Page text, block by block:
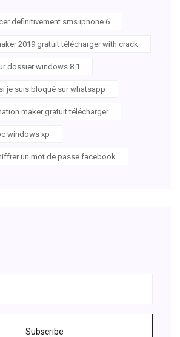
definitivement sms iphone 6
2019 gratuit télécharger with crack
dossier windows 8.1
je suis bloqué sur whatsapp
maker gratuit télécharger
windows xp
un mot de passe facebook
Subscribe